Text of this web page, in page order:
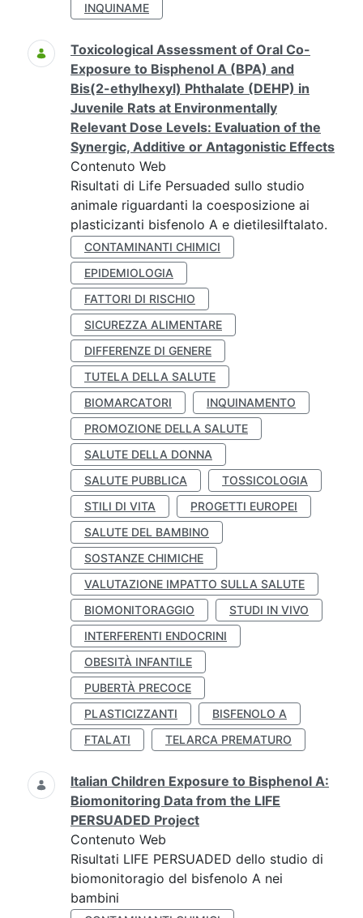
INQUINAME
Toxicological Assessment of Oral Co-
Exposure to Bisphenol A (BPA) and
Bis(2-ethylhexyl) Phthalate (DEHP) in
Juvenile Rats at Environmentally
Relevant Dose Levels: Evaluation of the
Synergic, Additive or Antagonistic Effects
Contenuto Web
Risultati di Life Persuaded sullo studio
animale riguardanti la coesposizione ai
plasticizanti bisfenolo A e dietilesilftalato.
CONTAMINANTI CHIMICI
EPIDEMIOLOGIA
FATTORI DI RISCHIO
SICUREZZA ALIMENTARE
DIFFERENZE DI GENERE
TUTELA DELLA SALUTE
BIOMARCATORI
INQUINAMENTO
PROMOZIONE DELLA SALUTE
SALUTE DELLA DONNA
SALUTE PUBBLICA
TOSSICOLOGIA
STILI DI VITA
PROGETTI EUROPEI
SALUTE DEL BAMBINO
SOSTANZE CHIMICHE
VALUTAZIONE IMPATTO SULLA SALUTE
BIOMONITORAGGIO
STUDI IN VIVO
INTERFERENTI ENDOCRINI
OBESITÀ INFANTILE
PUBERTÀ PRECOCE
PLASTICIZZANTI
BISFENOLO A
FTALATI
TELARCA PREMATURO
Italian Children Exposure to Bisphenol A:
Biomonitoring Data from the LIFE
PERSUADED Project
Contenuto Web
Risultati LIFE PERSUADED dello studio di
biomonitoragio del bisfenolo A nei
bambini